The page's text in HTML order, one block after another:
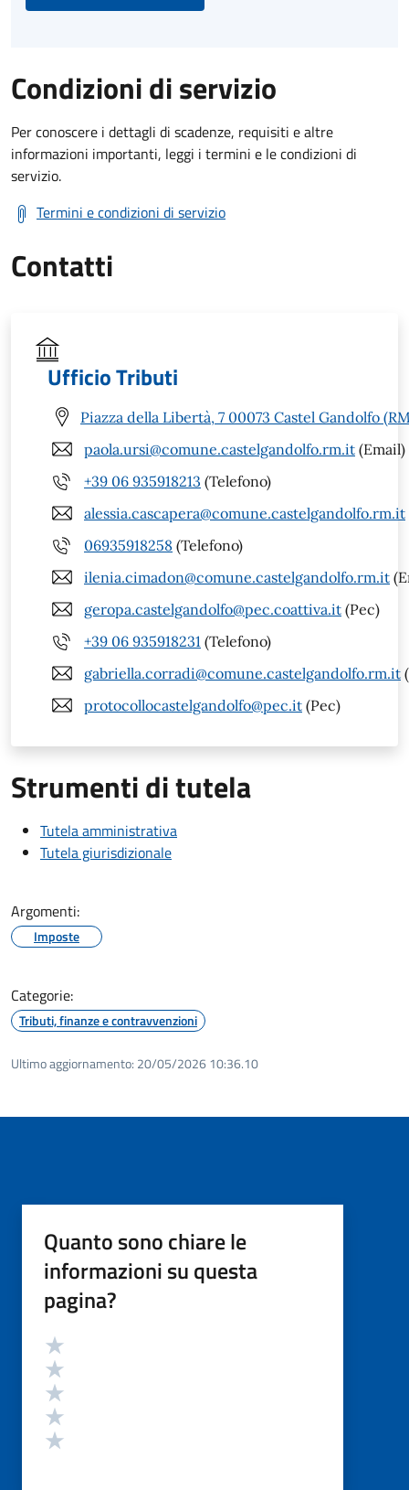
Condizioni di servizio
Per conoscere i dettagli di scadenze, requisiti e altre
informazioni importanti, leggi i termini e le condizioni di
servizio.
Termini e condizioni di servizio
Contatti
Ufficio Tributi
Piazza della Libertà, 7 00073 Castel Gandolfo
paola.ursi@comune.castelgandolfo.rm.it (Email)
+39 06 935918213 (Telefono)
alessia.cascapera@comune.castelgandolfo.rm.it
06935918258 (Telefono)
ilenia.cimadon@comune.castelgandolfo.rm.it
geropa.castelgandolfo@pec.coattiva.it (Pec)
+39 06 935918231 (Telefono)
gabriella.corradi@comune.castelgandolfo.rm.it
protocollocastelgandolfo@pec.it (Pec)
Strumenti di tutela
Tutela amministrativa
Tutela giurisdizionale
Argomenti:
Imposte
Categorie:
Tributi, finanze e contravvenzioni
Ultimo aggiornamento: 20/05/2026 10:36.10
Quanto sono chiare le
informazioni su questa
pagina?
Valutazione